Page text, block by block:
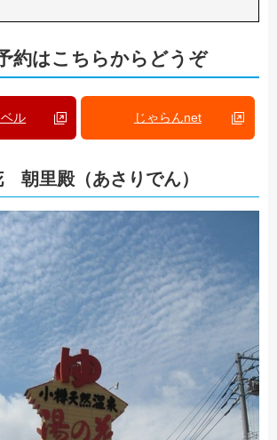
約はこちらからどうぞ
ル じゃらんnet
朝里殿（あさりでん）